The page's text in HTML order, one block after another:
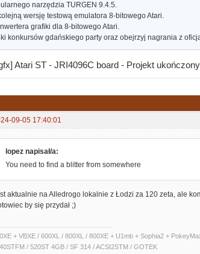
narzędzia TURGEN 9.4.5.
wersję testową emulatora 8-bitowego Atari.
grafiki dla 8-bitowego Atari.
konkursów gdańskiego party oraz obejrzyj nagrania z
Atari ST - JRI4096C board - Projekt
09-05 17:40:01
lopez napisał/a:
You need to find a blitter from somewhere
aktualnie na Alledrogo lokalnie z Łodzi za 120 zeta, ale
by się przydał ;)
+ VBXE / 600XL / 800XL / 800XE + U1mb + Sophia2 +
/ 520ST 4GB / SF 314 / ACSI2STM / GOTEK